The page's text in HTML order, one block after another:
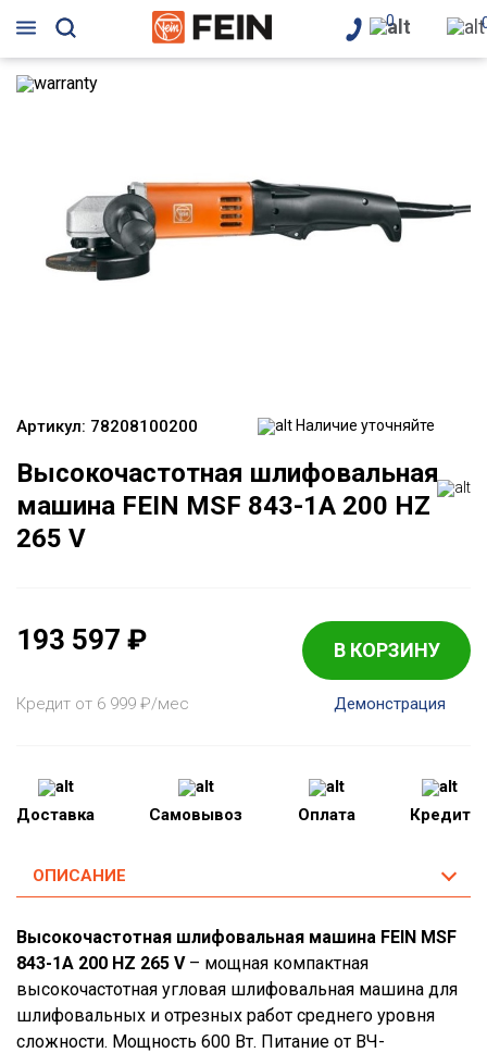
0
Артикул: 78208100200 Наличие уточняйте
Высокочастотная шлифовальная
машина FEIN MSF 843-1A 200 HZ
265 V
193 597 ₽ В КОРЗИНУ
Кредит от 6 999 ₽/мес Демонстрация
Доставка Самовывоз Оплата Кредит
ОПИСАНИЕ
Высокочастотная шлифовальная машина FEIN MSF
843-1A 200 HZ 265 V– мощная компактная
высокочастотная угловая шлифовальная машина для
шлифовальных и отрезных работ среднего уровня
сложности. Мощность 600 Вт. Питание от ВЧ-